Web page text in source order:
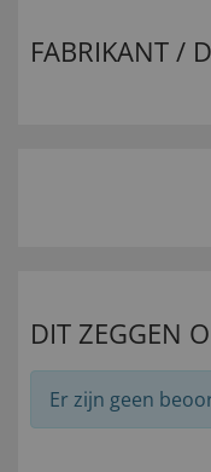
FABRIKANT /
DIT ZEGGEN
Er zijn geen